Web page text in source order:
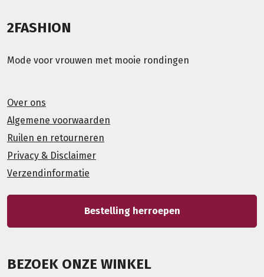
2FASHION
Mode voor vrouwen met mooie rondingen
Over ons
Algemene voorwaarden
Ruilen en retourneren
Privacy & Disclaimer
Verzendinformatie
Bestelling herroepen
BEZOEK ONZE WINKEL